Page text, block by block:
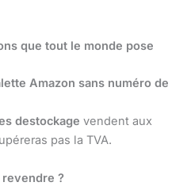
que tout le monde pose
Amazon sans numéro de
destockage vendent aux
pas la TVA.
?